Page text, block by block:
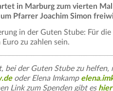
in Marburg zum vierten
Pfarrer Joachim Simon
in der Guten Stube: Für
zu zahlen sein.
bei der Guten Stube zu
oder Elena Imkamp
Link zum Spenden gibt es hier